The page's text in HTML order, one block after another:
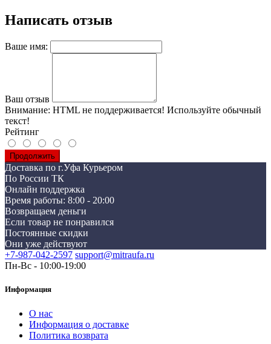
Написать отзыв
Ваше имя:
Ваш отзыв
Внимание: HTML не поддерживается! Используйте обычный
текст!
Рейтинг
Продолжить
Доставка по г.Уфа Курьером
По России ТК
Онлайн поддержка
Время работы: 8:00 - 20:00
Возвращаем деньги
Если товар не понравился
Постоянные скидки
Они уже действуют
+7-987-042-2597 support@mitraufa.ru
Пн-Вс - 10:00-19:00
Информация
О нас
Информация о доставке
Политика возврата